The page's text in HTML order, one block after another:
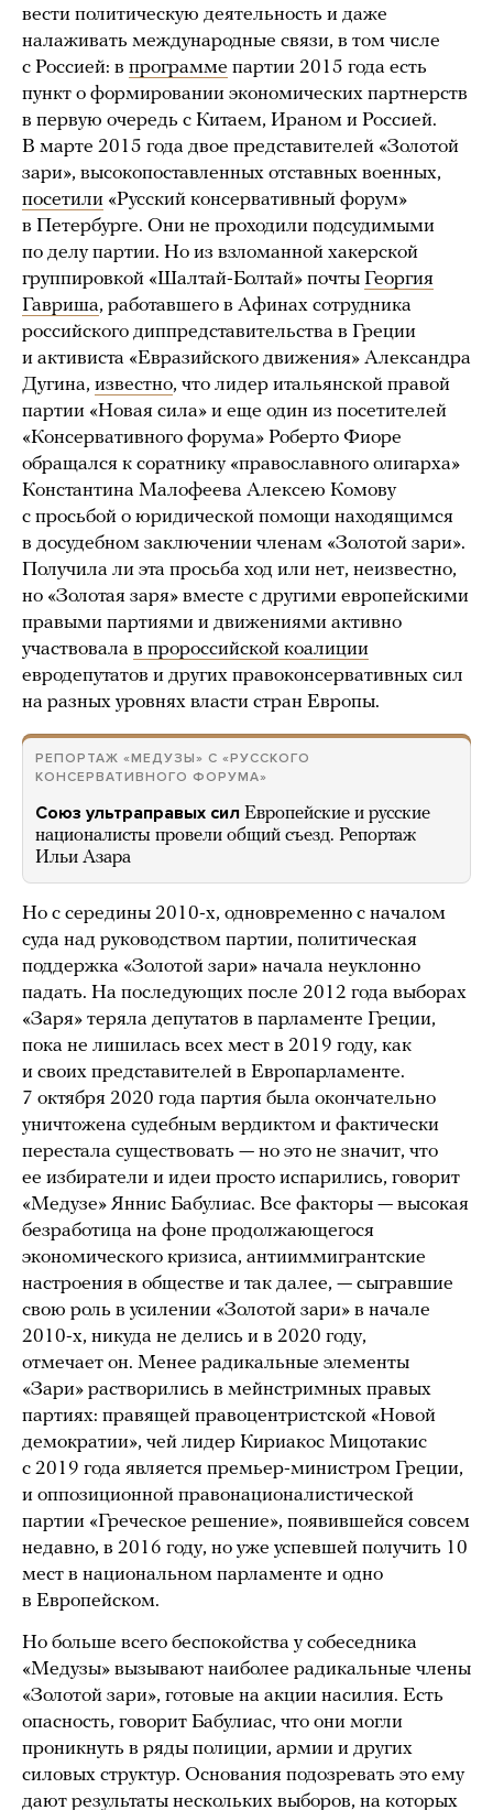
вести политическую деятельность и даже
налаживать международные связи, в том числе
с Россией: в программе партии 2015 года есть
пункт о формировании экономических партнерств
в первую очередь с Китаем, Ираном и Россией.
В марте 2015 года двое представителей «Золотой
зари», высокопоставленных отставных военных,
посетили «Русский консервативный форум»
в Петербурге. Они не проходили подсудимыми
по делу партии. Но из взломанной хакерской
группировкой «Шалтай-Болтай» почты Георгия
Гавриша, работавшего в Афинах сотрудника
российского диппредставительства в Греции
и активиста «Евразийского движения» Александра
Дугина, известно, что лидер итальянской правой
партии «Новая сила» и еще один из посетителей
«Консервативного форума» Роберто Фиоре
обращался к соратнику «православного олигарха»
Константина Малофеева Алексею Комову
с просьбой о юридической помощи находящимся
в досудебном заключении членам «Золотой зари».
Получила ли эта просьба ход или нет, неизвестно,
но «Золотая заря» вместе с другими европейскими
правыми партиями и движениями активно
участвовала в пророссийской коалиции
евродепутатов и других правоконсервативных сил
на разных уровнях власти стран Европы.
РЕПОРТАЖ «МЕДУЗЫ» С «РУССКОГО
КОНСЕРВАТИВНОГО ФОРУМА»
Союз ультраправых сил Европейские и русские
националисты провели общий съезд. Репортаж
Ильи Азара
Но с середины 2010-х, одновременно с началом
суда над руководством партии, политическая
поддержка «Золотой зари» начала неуклонно
падать. На последующих после 2012 года выборах
«Заря» теряла депутатов в парламенте Греции,
пока не лишилась всех мест в 2019 году, как
и своих представителей в Европарламенте.
7 октября 2020 года партия была окончательно
уничтожена судебным вердиктом и фактически
перестала существовать — но это не значит, что
ее избиратели и идеи просто испарились, говорит
«Медузе» Яннис Бабулиас. Все факторы — высокая
безработица на фоне продолжающегося
экономического кризиса, антииммигрантские
настроения в обществе и так далее, — сыгравшие
свою роль в усилении «Золотой зари» в начале
2010-х, никуда не делись и в 2020 году,
отмечает он. Менее радикальные элементы
«Зари» растворились в мейнстримных правых
партиях: правящей правоцентристской «Новой
демократии», чей лидер Кириакос Мицотакис
с 2019 года является премьер-министром Греции,
и оппозиционной правонационалистической
партии «Греческое решение», появившейся совсем
недавно, в 2016 году, но уже успевшей получить 10
мест в национальном парламенте и одно
в Европейском.
Но больше всего беспокойства у собеседника
«Медузы» вызывают наиболее радикальные члены
«Золотой зари», готовые на акции насилия. Есть
опасность, говорит Бабулиас, что они могли
проникнуть в ряды полиции, армии и других
силовых структур. Основания подозревать это ему
дают результаты нескольких выборов, на которых